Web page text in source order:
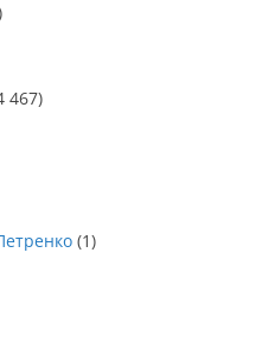
467)
(1)